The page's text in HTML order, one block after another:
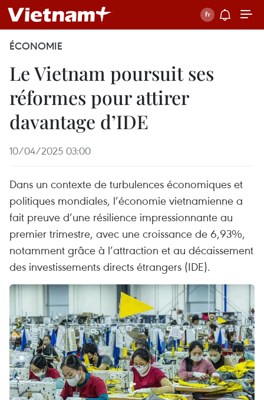
ÉCONOMIE
Le Vietnam poursuit ses
réformes pour attirer
davantage d’IDE
10/04/2025 03:00
Dans un contexte de turbulences économiques et
politiques mondiales, l’économie vietnamienne a
fait preuve d’une résilience impressionnante au
premier trimestre, avec une croissance de 6,93%,
notamment grâce à l’attraction et au décaissement
des investissements directs étrangers (IDE).